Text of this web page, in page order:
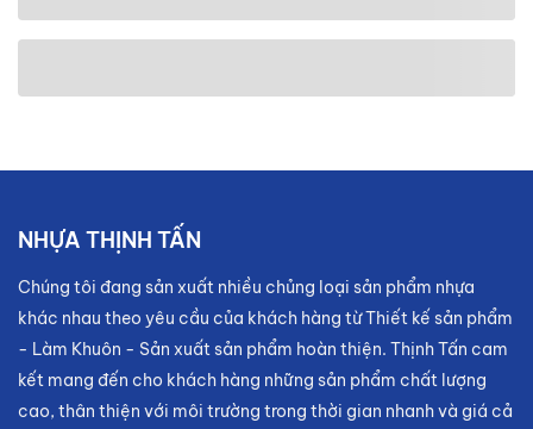
NHỰA THỊNH TẤN
Chúng tôi đang sản xuất nhiều chủng loại sản phẩm nhựa
khác nhau theo yêu cầu của khách hàng từ Thiết kế sản phẩm
- Làm Khuôn - Sản xuất sản phẩm hoàn thiện. Thịnh Tấn cam
kết mang đến cho khách hàng những sản phẩm chất lượng
cao, thân thiện với môi trường trong thời gian nhanh và giá cả